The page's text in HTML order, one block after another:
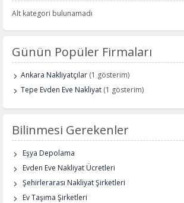
Alt kategori bulunamadı
Günün Popüler Firmaları
Ankara Nakliyatçılar (1 gösterim)
Tepe Evden Eve Nakliyat (1 gösterim)
Bilinmesi Gerekenler
Eşya Depolama
Evden Eve Nakliyat Ücretleri
Şehirlerarası Nakliyat Şirketleri
Ev Taşıma Şirketleri